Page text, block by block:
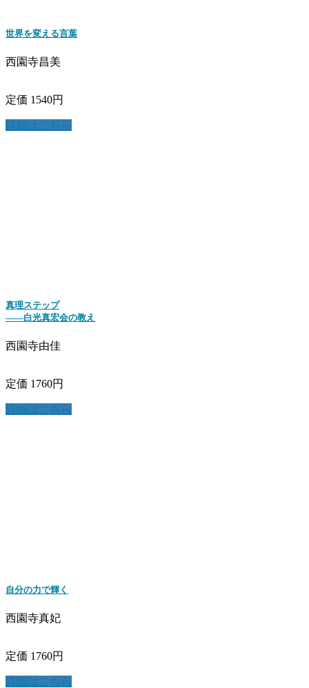
世界を変える言葉
西園寺昌美
定価 1540円
詳細はこちら
真理ステップ
――白光真宏会の教え
西園寺由佳
定価 1760円
詳細はこちら
自分の力で輝く
西園寺真妃
定価 1760円
詳細はこちら